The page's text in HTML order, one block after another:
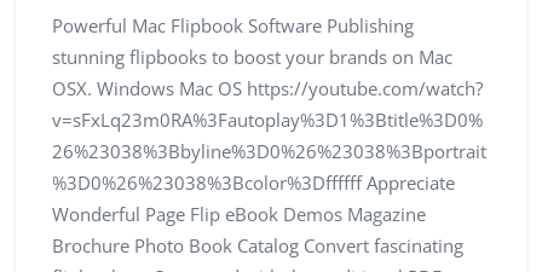
Powerful Mac Flipbook Software Publishing
stunning flipbooks to boost your brands on Mac
OSX. Windows Mac OS https://youtube.com/watch?
v=sFxLq23m0RA%3Fautoplay%3D1%3Btitle%3D0%
26%23038%3Bbyline%3D0%26%23038%3Bportrait
%3D0%26%23038%3Bcolor%3Dffffff Appreciate
Wonderful Page Flip eBook Demos Magazine
Brochure Photo Book Catalog Convert fascinating